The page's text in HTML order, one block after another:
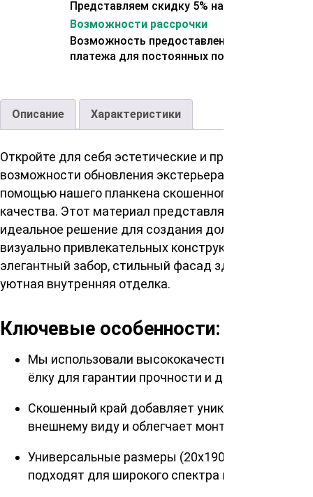
Представляем скидку 5% на второй заказ
Возможности рассрочки
Возможность предоставления отсрочки
платежа для постоянных покупателей.
Описание Характеристики
Откройте для себя эстетические и практичные
возможности обновления экстерьера и интерьера с
помощью нашего планкена скошенного высшего
качества. Этот материал представляет собой
идеальное решение для создания долговечных и
визуально привлекательных конструкций, будь то
элегантный забор, стильный фасад здания или
уютная внутренняя отделка.
Ключевые особенности:
Мы использовали высококачественную сосну/
ёлку для гарантии прочности и долголетия.
Скошенный край добавляет уникальности
внешнему виду и облегчает монтаж.
Универсальные размеры (20х190х6000мм)
подходят для широкого спектра проектов.